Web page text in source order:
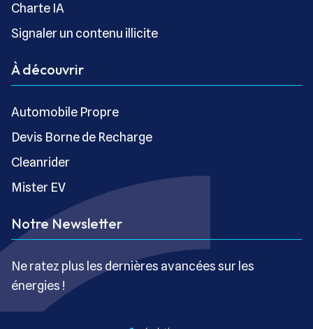
Charte IA
Signaler un contenu illicite
À découvrir
Automobile Propre
Devis Borne de Recharge
Cleanrider
Mister EV
Notre Newsletter
Ne ratez plus les dernières avancées sur les
énergies !
S’inscrire gratuitement